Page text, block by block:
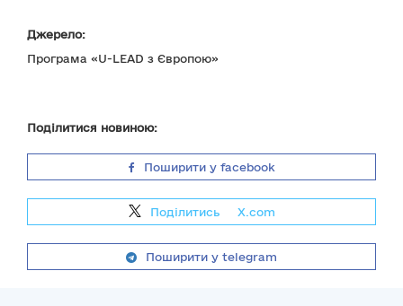
Джерело:
Програма «U-LEAD з Європою»
Поділитися новиною:
Поширити у facebook
Поділитись X.com
Поширити у telegram